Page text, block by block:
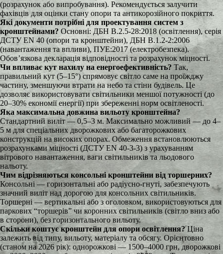
(розрахунок або випробування). Рекомендується залучити
фахівців для оцінки стану опори та антикорозійного покриття.
Які документи потрібні для проектування систем з
кронштейнами? Основні: ДБН В.2.5-28:2018 (освітлення), серія
ДСТУ EN 40 (опори та кронштейни), ДБН В.1.2-2:2006
(навантаження та впливи), ПУЕ:2017 (електробезпека).
Обов’язкова декларація відповідності та розрахунок міцності.
Чи впливає кут нахилу на енергоефективність? Так,
правильний кут (5–15°) спрямовує світло саме на проїжджу
частину, зменшуючи втрати на небо та стіни будівель. Це
дозволяє використовувати світильники меншої потужності (до
20–30% економії енергії) при збереженні норм освітленості.
Яка максимальна довжина вильоту кронштейна?
Стандартний виліт — 0,5–3 м. Максимально можливий — до 4–
5 м для спеціальних дворожкових або багаторожкових
конструкцій на високих опорах. Обмеження встановлюються
розрахунками міцності (ДСТУ EN 40-3-3) з урахуванням
вітрового навантаження, ваги світильників та льодового
нальоту.
Чим відрізняються консольні кронштейни від торшерних?
Консольні — горизонтальні або радіусно-гнуті, забезпечують
значний виліт над дорогою для консольних світильників.
Торшерні — вертикальні або з оголовком, використовуються для
паркових “торшерів” чи коронних світильників (світло вниз або
в сторони), без горизонтального вильоту.
Скільки коштує кронштейн для опори освітлення?Ціна
залежить від типу, вильоту, матеріалу та обсягу. Орієнтовно
(станом на 2026 рік): однорожкові — 1500–4000 грн, дворожкові